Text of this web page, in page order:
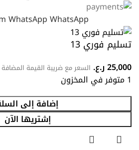
WhatsAppWhatsApp
تسليم فوري 13
25,000ر.ع. السعر مع ضريبة القيمة المضافة
1 متوفر في المخزون
إضافة إلى
إشتريها الآن